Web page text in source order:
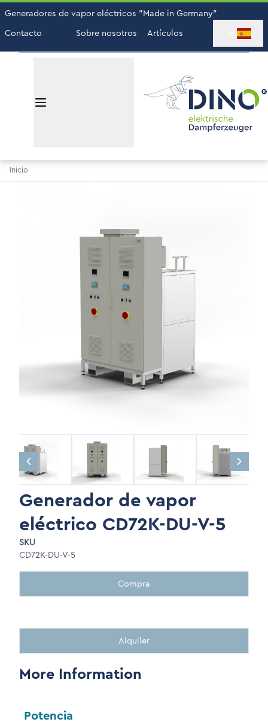
Generadores de vapor eléctricos "Made in Germany"
Contacto
Sobre nosotros Artículos
Inicio
Generador de vapor
eléctrico CD72K-DU-V-5
SKU
CD72K-DU-V-5
Compra
Alquiler
More Information
Potencia